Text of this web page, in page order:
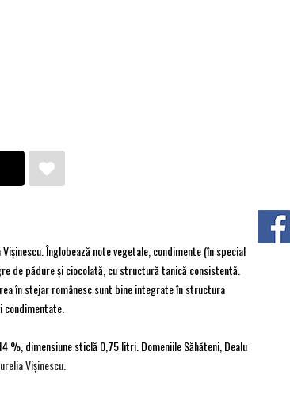
Înglobează note vegetale, condimente (în special
de pădure şi ciocolată, cu structură tanică consistentă.
în stejar românesc sunt bine integrate în structura
%, dimensiune sticlă 0,75 litri. Domeniile Săhăteni, Dealu
Vişinescu.